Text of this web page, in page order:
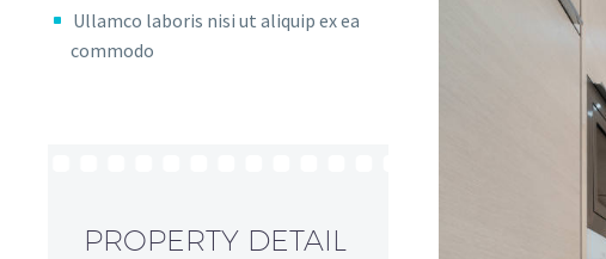
Ullamco laboris nisi ut aliquip ex ea
commodo
PROPERTY DETAIL